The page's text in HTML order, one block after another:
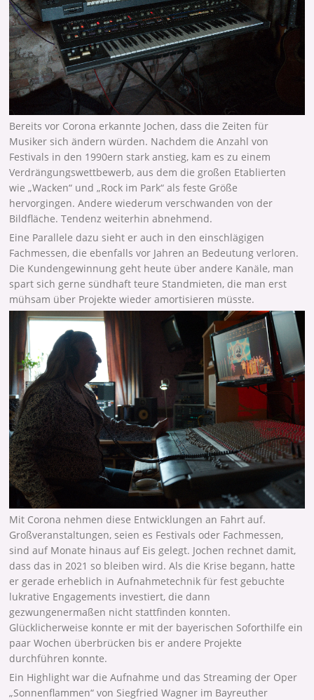
Bereits vor Corona erkannte Jochen, dass die Zeiten für
Musiker sich ändern würden. Nachdem die Anzahl von
Festivals in den 1990ern stark anstieg, kam es zu einem
Verdrängungswettbewerb, aus dem die großen Etablierten
wie „Wacken“ und „Rock im Park“ als feste Größe
hervorgingen. Andere wiederum verschwanden von der
Bildfläche. Tendenz weiterhin abnehmend.
Eine Parallele dazu sieht er auch in den einschlägigen
Fachmessen, die ebenfalls vor Jahren an Bedeutung verloren.
Die Kundengewinnung geht heute über andere Kanäle, man
spart sich gerne sündhaft teure Standmieten, die man erst
mühsam über Projekte wieder amortisieren müsste.
Mit Corona nehmen diese Entwicklungen an Fahrt auf.
Großveranstaltungen, seien es Festivals oder Fachmessen,
sind auf Monate hinaus auf Eis gelegt. Jochen rechnet damit,
dass das in 2021 so bleiben wird. Als die Krise begann, hatte
er gerade erheblich in Aufnahmetechnik für fest gebuchte
lukrative Engagements investiert, die dann
gezwungenermaßen nicht stattfinden konnten.
Glücklicherweise konnte er mit der bayerischen Soforthilfe ein
paar Wochen überbrücken bis er andere Projekte
durchführen konnte.
Ein Highlight war die Aufnahme und das Streaming der Oper
„Sonnenflammen“ von Siegfried Wagner im Bayreuther